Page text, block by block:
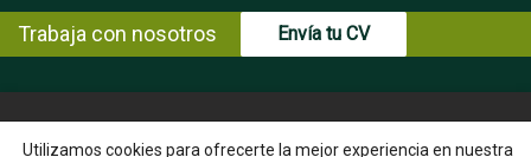
Trabaja con nosotros Envía tu CV
© Copyright ENCE 2026 MAPA WEB AVISO LEGAL
Utilizamos cookies para ofrecerte la mejor experiencia en nuestra